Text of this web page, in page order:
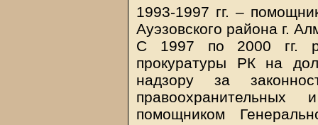
1993-1997 гг. –
Ауэзовского района г.
С 1997 по 2000 гг.
прокуратуры РК на
надзору за
помощником